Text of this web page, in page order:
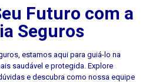
Futuro com a
Seguros
estamos aqui para guiá-lo na
saudável e protegida. Explore
e descubra como nossa equipe